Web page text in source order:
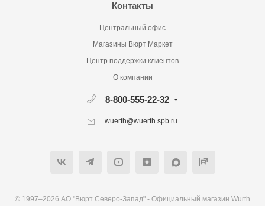
Контакты
Центральный офис
Магазины Вюрт Маркет
Центр поддержки клиентов
О компании
8-800-555-22-32
wuerth@wuerth.spb.ru
© 1997–2026 АО "Вюрт Северо-Запад" - Официальный магазин Wurth